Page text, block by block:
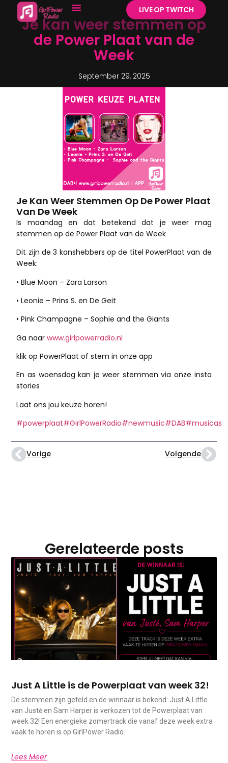
LIVE OP TWITCH
Je kan weer stemmen op
de Power Plaat van de
Week
September 29, 2025
Je Kan Weer Stemmen Op De Power Plaat
Van De Week
Is maandag en dat betekend dat je weer mag
stemmen op de Power Plaat van de Week
Dit zijn de 3 kanshebbers op de titel PowerPlaat van de
Week:
•Blue Moon – Zara Larson
• Leonie – Prins S. en De Geit
• Pink Champagne – Sophie and the Giants
Ga naarwww.girlpowerradio.nl
klik op PowerPlaat of stem in onze app
En as woensdag kan je weer stemmen via onze insta
stories
Laat ons jou keuze horen!
#powerplaat#GirlPowerRadio#newmusic#DAB#musicas
Vorige Volgende
Gerelateerde posts
Just A Little is de Powerplaat van week 32!
De stemmen zijn geteld en de winnaar is bekend: Just A Little
van Justė en Sam Harper is verkozen tot de Powerplaat van
week 32! Een energieke zomertrack die vanaf deze week extra
vaak te horen is op GirlPower Radio.
Lees Meer